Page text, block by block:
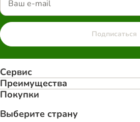
Подписаться
Сервис
Преимуществa
Покупки
Выберите страну